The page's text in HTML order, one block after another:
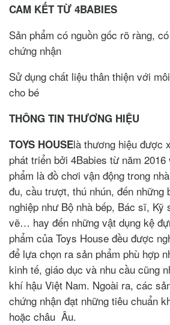
CAM KẾT TỪ 4BABIES
Sản phẩm có nguồn gốc rõ ràng,
chứng nhận
Sử dụng chất liệu thân thiện với
cho bé
THÔNG TIN THƯƠNG HIỆU
TOYS HOUSElà thương hiệu được
phát triển bởi 4Babies từ năm
phẩm là đồ chơi vận động trong
đu, cầu trượt, thú nhún, đến những
nghiệp như Bộ nhà bếp, Bác sĩ, Kỹ
vẽ… hay đến những vật dụng kệ
phẩm của Toys House đều được
để lựa chọn ra sản phẩm phù hợp
kinh tế, giáo dục và nhu cầu cũng
khí hậu Việt Nam. Ngoài ra, các
chứng nhận đạt những tiêu chuẩn
hoặc châu Âu.